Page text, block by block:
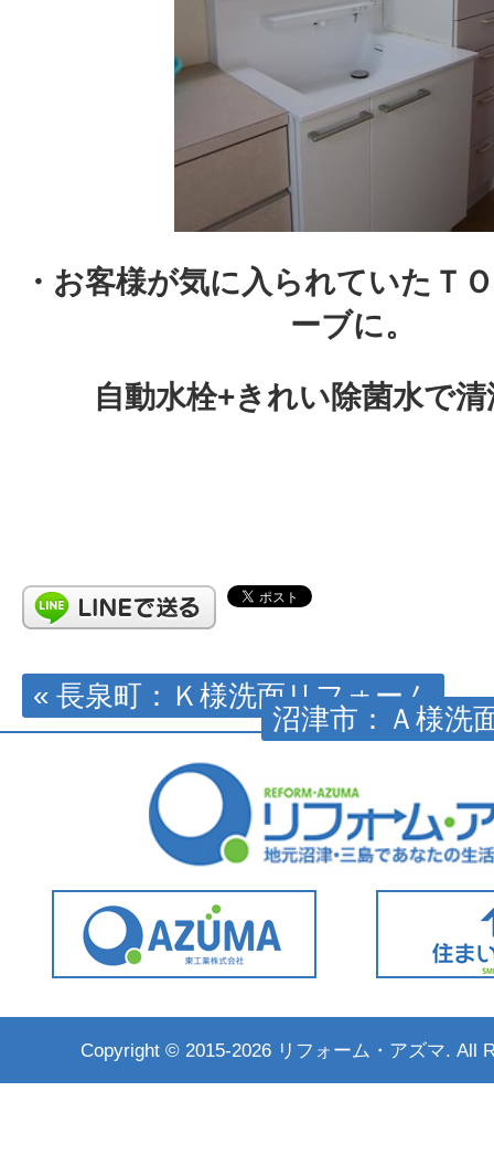
・お客様が気に入られていたＴ
ーブに。
自動水栓+きれい除菌水で
« 長泉町：Ｋ様洗面リフォーム
沼津市：Ａ様洗
Copyright © 2015-2026 リフォーム・アズマ. All